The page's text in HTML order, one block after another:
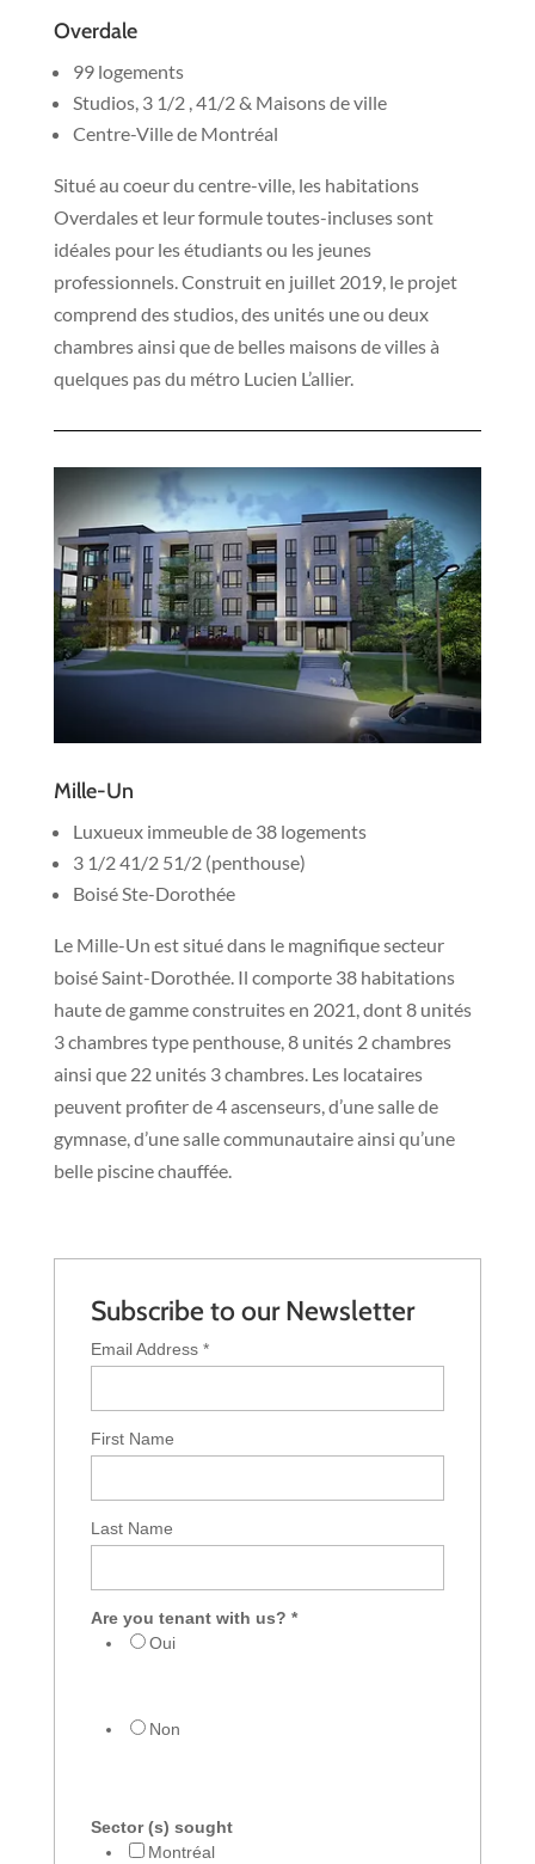
Overdale
99 logements
Studios, 3 1/2 , 41/2 & Maisons de ville
Centre-Ville de Montréal
Situé au coeur du centre-ville, les habitations
Overdales et leur formule toutes-incluses sont
idéales pour les étudiants ou les jeunes
professionnels. Construit en juillet 2019, le projet
comprend des studios, des unités une ou deux
chambres ainsi que de belles maisons de villes à
quelques pas du métro Lucien L’allier.
Mille-Un
Luxueux immeuble de 38 logements
3 1/2 41/2 51/2 (penthouse)
Boisé Ste-Dorothée
Le Mille-Un est situé dans le magnifique secteur
boisé Saint-Dorothée. Il comporte 38 habitations
haute de gamme construites en 2021, dont 8 unités
3 chambres type penthouse, 8 unités 2 chambres
ainsi que 22 unités 3 chambres. Les locataires
peuvent profiter de 4 ascenseurs, d’une salle de
gymnase, d’une salle communautaire ainsi qu’une
belle piscine chauffée.
Subscribe to our Newsletter
Email Address *
First Name
Last Name
Are you tenant with us? *
Oui
Non
Sector (s) sought
Montréal